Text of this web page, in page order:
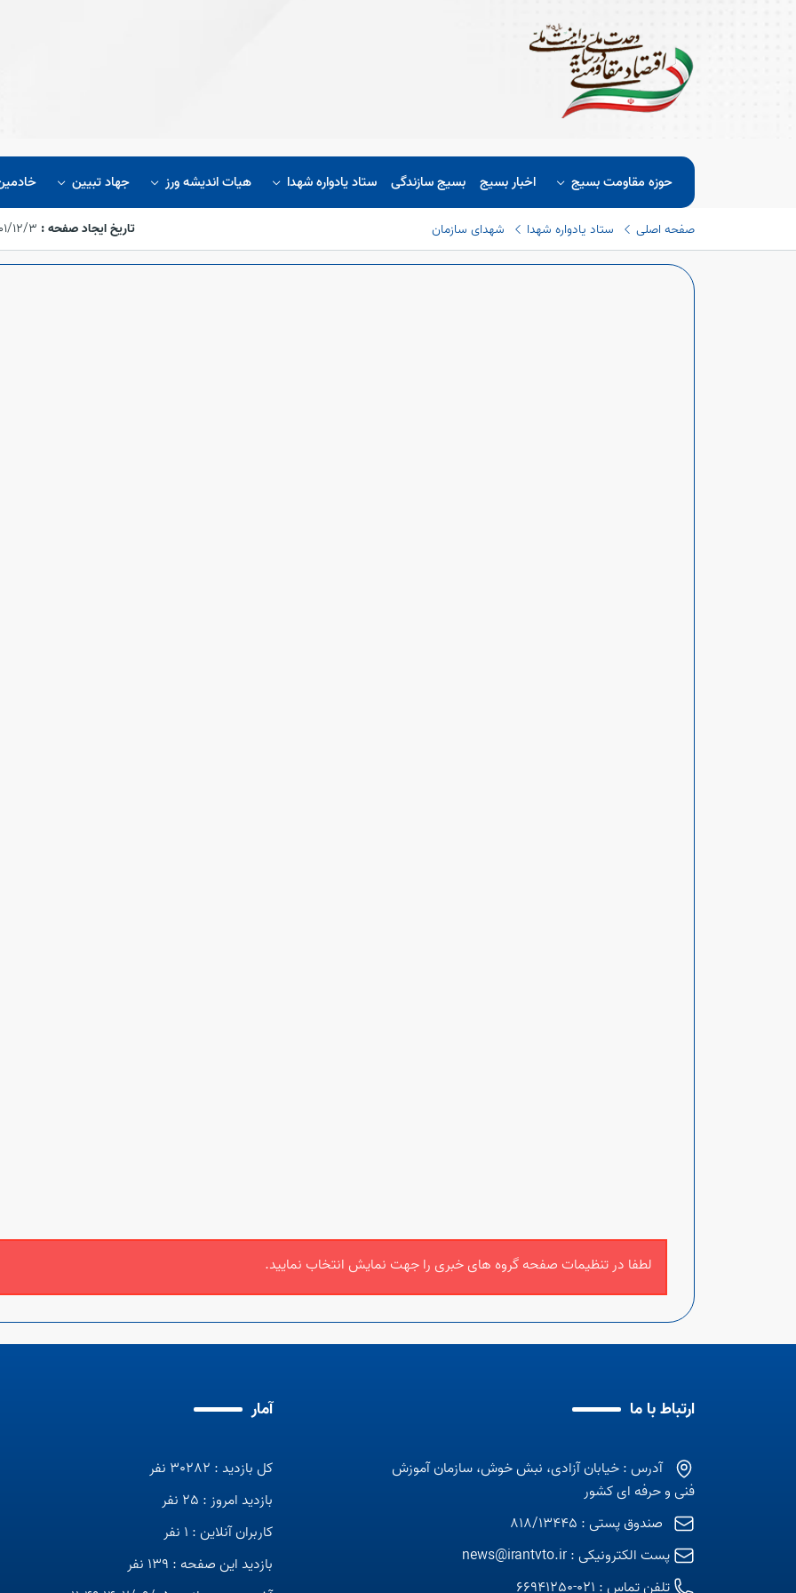
حوزه مقاومت بسیج اخبار بسیج بسیج سازندگی ستاد یادواره شهدا هیات اندیشه ورز جهاد تبیین
صفحه اصلی ستاد یادواره شهدا شهدای سازمان تاریخ ایجاد صفحه : ۱۴۰۱/۱۲/۳،‏
لطفا در تنظیمات صفحه گروه های خبری را جهت نمایش انتخاب نمایید.
ارتباط با ما
آدرس : خیابان آزادی، نبش خوش، سازمان آموزش
فنی و حرفه ای کشور
صندوق پستی : 818/13445
پست الکترونیکی :news@irantvto.ir
تلفن تماس : 021-66941250
آمار
کل بازدید : 30282 نفر
بازدید امروز : 25 نفر
کاربران آنلاین : 1 نفر
بازدید این صفحه : 139 نفر